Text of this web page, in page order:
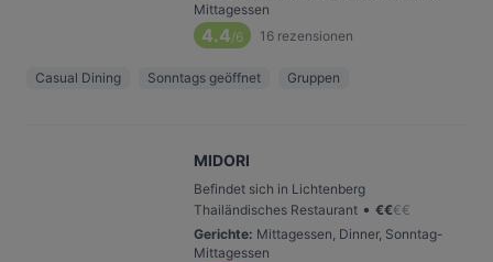
Mittagessen
4.4/6 16 rezensionen
Casual Dining Sonntags geöffnet Gruppen
MIDORI
Befindet sich in Lichtenberg
Thailändisches Restaurant • €€€€
Gerichte: Mittagessen, Dinner, Sonntag-
Mittagessen